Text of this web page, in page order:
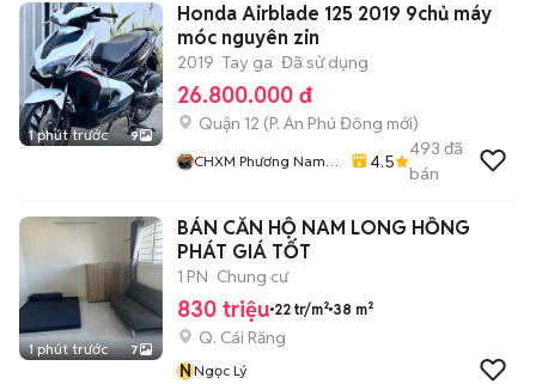
1 phút trước 9
Honda Airblade 125 2019 9chủ máy
móc nguyên zin
2019 Tay ga Đã sử dụng
26.800.000 đ
Quận 12 (P. An Phú Đông mới)
CHXM Phương Nam
4.5
493 đã
bán
1 phút trước 7
BÁN CĂN HỘ NAM LONG HỒNG
PHÁT GIÁ TỐT
1 PN Chung cư
830 triệu 22 tr/m² 38 m²
Q. Cái Răng
NNgọc Lý